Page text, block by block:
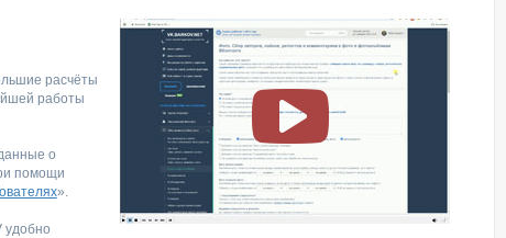
расчёты
работы
о
помощи
».
удобно